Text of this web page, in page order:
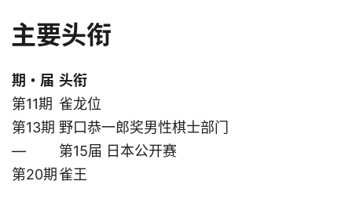
主要头衔
期・届 头衔
第11期 雀龙位
第13期 野口恭一郎奖男性棋士部门
—
第15届 日本公开赛
第20期雀王